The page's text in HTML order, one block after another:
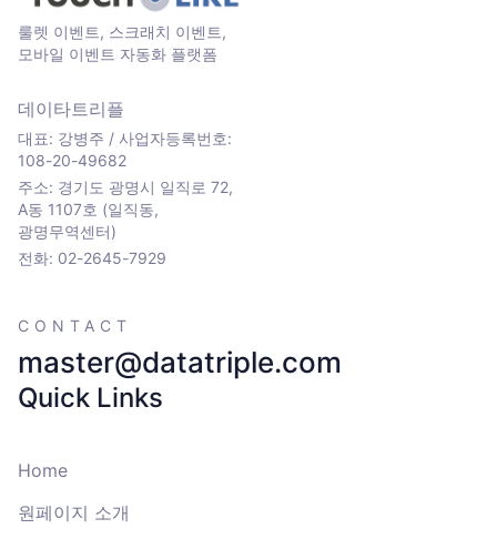
룰렛 이벤트, 스크래치 이벤트,
모바일 이벤트 자동화 플랫폼
데이타트리플
대표: 강병주 / 사업자등록번호:
108-20-49682
주소: 경기도 광명시 일직로 72,
A동 1107호 (일직동,
광명무역센터)
전화: 02-2645-7929
CONTACT
master@datatriple.com
Quick Links
Home
원페이지 소개